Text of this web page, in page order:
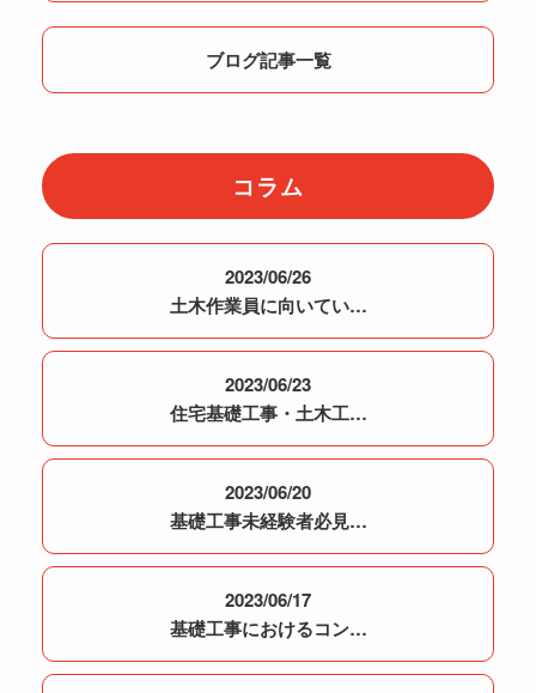
ブログ記事一覧
コラム
2023/06/26
土木作業員に向いてい…
2023/06/23
住宅基礎工事・土木工…
2023/06/20
基礎工事未経験者必見…
2023/06/17
基礎工事におけるコン…